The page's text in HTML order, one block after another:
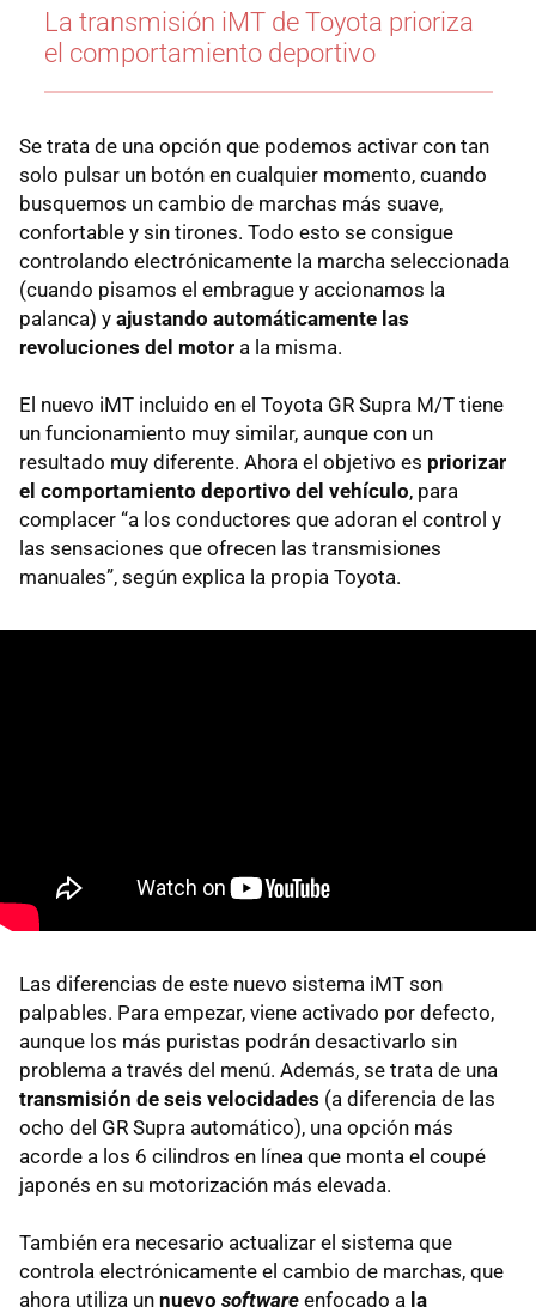
La transmisión iMT de Toyota prioriza
el comportamiento deportivo
Se trata de una opción que podemos activar con tan
solo pulsar un botón en cualquier momento, cuando
busquemos un cambio de marchas más suave,
confortable y sin tirones. Todo esto se consigue
controlando electrónicamente la marcha seleccionada
(cuando pisamos el embrague y accionamos la
palanca) y ajustando automáticamente las
revoluciones del motor a la misma.
El nuevo iMT incluido en el Toyota GR Supra M/T tiene
un funcionamiento muy similar, aunque con un
resultado muy diferente. Ahora el objetivo es priorizar
el comportamiento deportivo del vehículo, para
complacer “a los conductores que adoran el control y
las sensaciones que ofrecen las transmisiones
manuales”, según explica la propia Toyota.
Las diferencias de este nuevo sistema iMT son
palpables. Para empezar, viene activado por defecto,
aunque los más puristas podrán desactivarlo sin
problema a través del menú. Además, se trata de una
transmisión de seis velocidades (a diferencia de las
ocho del GR Supra automático), una opción más
acorde a los 6 cilindros en línea que monta el coupé
japonés en su motorización más elevada.
También era necesario actualizar el sistema que
controla electrónicamente el cambio de marchas, que
ahora utiliza un nuevo software enfocado a la